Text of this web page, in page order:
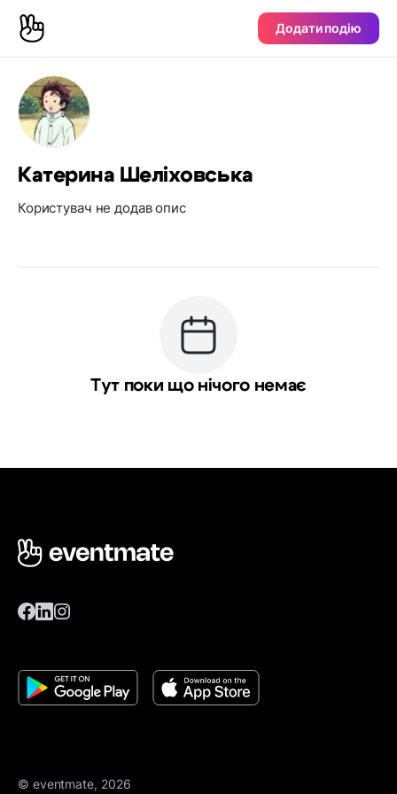
Додати подію
Катерина Шеліховська
Користувач не додав опис
Тут поки що нічого немає
© eventmate, 2026